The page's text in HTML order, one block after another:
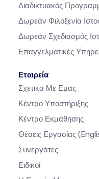
Διαδικτυακός
Δωρεάν Φιλοξενία
Δωρεάν Σχεδιασμός
Επαγγελματικές
Εταιρεία
Σχετικα Με Εμας
Κέντρο Υποστήριξης
Κέντρο Εκμάθησης
Θέσεις Εργασίας
Συνεργάτες
Ειδικοί